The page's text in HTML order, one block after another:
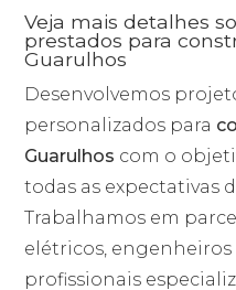
Veja mais detalhes
prestados para
Guarulhos
Desenvolvemos
personalizados para
Guarulhos com o
todas as expectativas
Trabalhamos em
elétricos,
profissionais